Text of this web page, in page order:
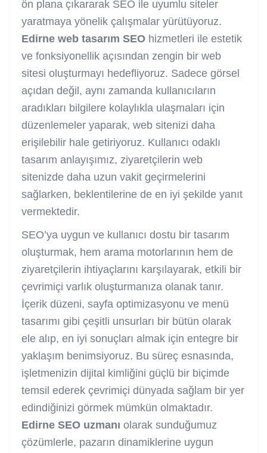
ön plana çıkararak SEO ile uyumlu siteler
yaratmaya yönelik çalışmalar yürütüyoruz.
Edirne web tasarım SEO hizmetleri ile estetik
ve fonksiyonellik açısından zengin bir web
sitesi oluşturmayı hedefliyoruz. Sadece görsel
açıdan değil, aynı zamanda kullanıcıların
aradıkları bilgilere kolaylıkla ulaşmaları için
düzenlemeler yaparak, web sitenizi daha
erişilebilir hale getiriyoruz. Kullanıcı odaklı
tasarım anlayışımız, ziyaretçilerin web
sitenizde daha uzun vakit geçirmelerini
sağlarken, beklentilerine de en iyi şekilde yanıt
vermektedir.
SEO’ya uygun ve kullanıcı dostu bir tasarım
oluşturmak, hem arama motorlarının hem de
ziyaretçilerin ihtiyaçlarını karşılayarak, etkili bir
çevrimiçi varlık oluşturmanıza olanak tanır.
İçerik düzeni, sayfa optimizasyonu ve menü
tasarımı gibi çeşitli unsurları bir bütün olarak
ele alıp, en iyi sonuçları almak için entegre bir
yaklaşım benimsiyoruz. Bu süreç esnasında,
işletmenizin dijital kimliğini güçlü bir biçimde
temsil ederek çevrimiçi dünyada sağlam bir yer
edindiğinizi görmek mümkün olmaktadır.
Edirne SEO uzmanı olarak sunduğumuz
çözümlerle, pazarın dinamiklerine uygun